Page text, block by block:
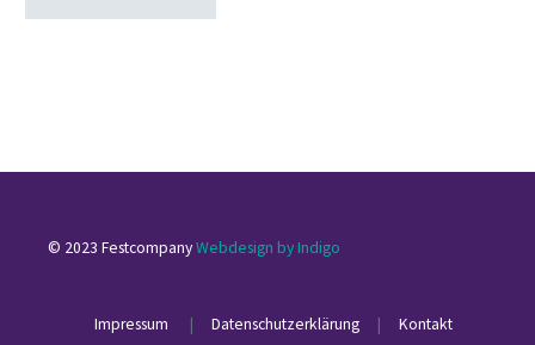
© 2023 FestcompanyWebdesign by Indigo
Impressum | Datenschutzerklärung | Kontakt